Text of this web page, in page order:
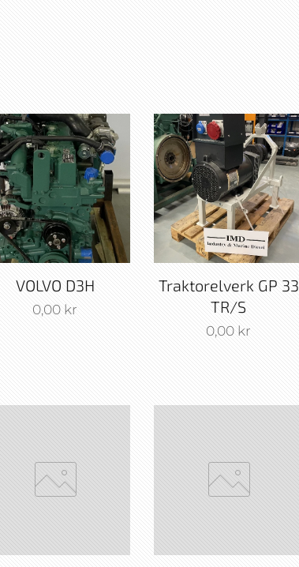
VOLVO D3H
0,00 kr
Traktorelverk GP 33
TR/S
0,00 kr